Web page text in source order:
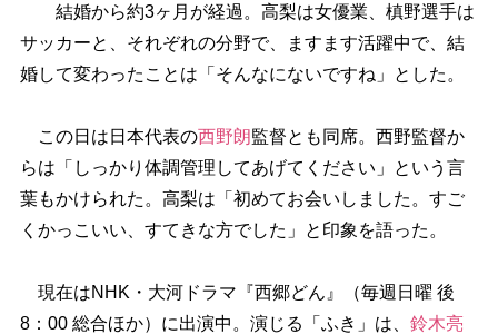
結婚から約3ヶ月が経過。高梨は女優業、槙野選手は
サッカーと、それぞれの分野で、ますます活躍中で、結
婚して変わったことは「そんなにないですね」とした。
この日は日本代表の西野朗監督とも同席。西野監督か
らは「しっかり体調管理してあげてください」という言
葉もかけられた。高梨は「初めてお会いしました。すご
くかっこいい、すてきな方でした」と印象を語った。
現在はNHK・大河ドラマ『西郷どん』（毎週日曜 後
8：00 総合ほか）に出演中。演じる「ふき」は、 鈴木亮